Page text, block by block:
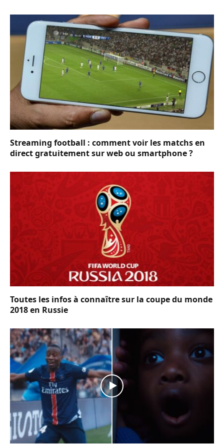
Streaming football : comment voir les matchs en
direct gratuitement sur web ou smartphone ?
Toutes les infos à connaître sur la coupe du monde
2018 en Russie